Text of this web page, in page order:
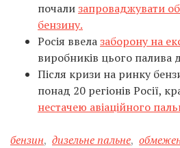
почализапроваджувати
бензину.
Росія ввелазаборону на
виробників цього палива
Після кризи на ринку
понад 20 регіонів Росії,
нестачею авіаційного
бензин, дизельне пальне,